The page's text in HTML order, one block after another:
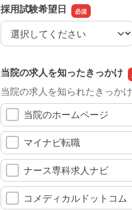
採用試験希望日
採用試験希望日
当院の求人を知ったきっかけ
当院の求人を知られたきっか
当院のホームページ
マイナビ転職
ナース専科求人ナビ
コメディカルドットコム